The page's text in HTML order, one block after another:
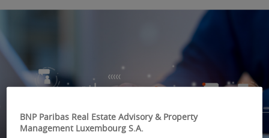
BNP Paribas Real Estate Advisory & Property
Management Luxembourg S.A.